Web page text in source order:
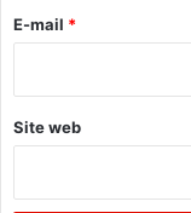
e
E-mail *
Site web